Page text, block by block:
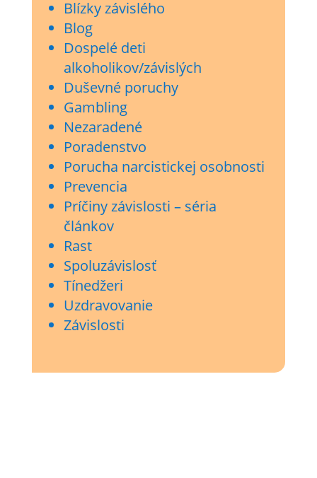
Blízky závislého
Blog
Dospelé deti
alkoholikov/závislých
Duševné poruchy
Gambling
Nezaradené
Poradenstvo
Porucha narcistickej osobnosti
Prevencia
Príčiny závislosti – séria
článkov
Rast
Spoluzávislosť
Tínedžeri
Uzdravovanie
Závislosti